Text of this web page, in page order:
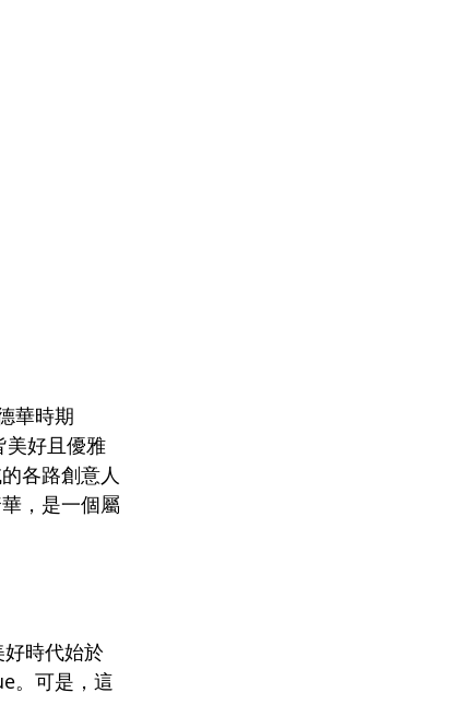
華時期
美好且優雅
各路創意人
，是一個屬
時代始於
。可是，這